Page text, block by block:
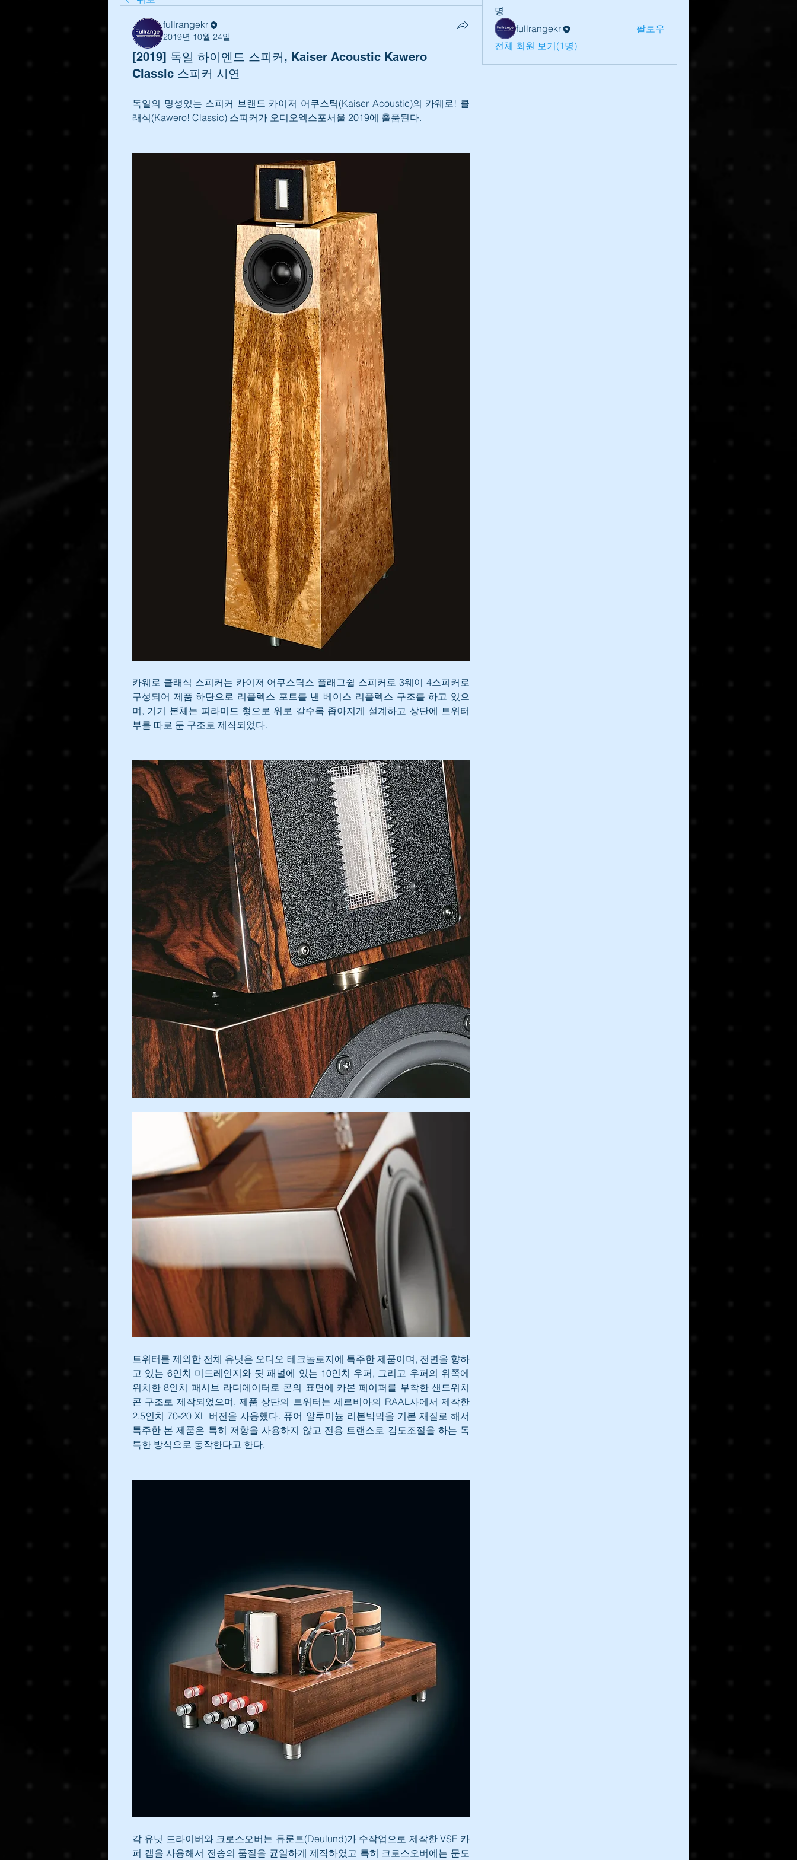
fullrangekr
2019년 10월 24일
[2019] 독일 하이엔드 스피커, Kaiser Acoustic Kawero
Classic 스피커 시연
독일의 명성있는 스피커 브랜드 카이저 어쿠스틱(Kaiser Acoustic)의 카웨로! 클
래식(Kawero! Classic) 스피커가 오디오엑스포서울 2019에 출품된다.
카웨로 클래식 스피커는 카이저 어쿠스틱스 플래그쉽 스피커로 3웨이 4스피커로
구성되어 제품 하단으로 리플렉스 포트를 낸 베이스 리플렉스 구조를 하고 있으
며, 기기 본체는 피라미드 형으로 위로 갈수록 좁아지게 설계하고 상단에 트위터
부를 따로 둔 구조로 제작되었다.
트위터를 제외한 전체 유닛은 오디오 테크놀로지에 특주한 제품이며, 전면을 향하
고 있는 6인치 미드레인지와 뒷 패널에 있는 10인치 우퍼, 그리고 우퍼의 위쪽에
위치한 8인치 패시브 라디에이터로 콘의 표면에 카본 페이퍼를 부착한 샌드위치
콘 구조로 제작되었으며, 제품 상단의 트위터는 세르비아의 RAAL사에서 제작한
2.5인치 70-20 XL 버전을 사용했다. 퓨어 알루미늄 리본박막을 기본 재질로 해서
특주한 본 제품은 특히 저항을 사용하지 않고 전용 트랜스로 감도조절을 하는 독
특한 방식으로 동작한다고 한다.
각 유닛 드라이버와 크로스오버는 듀룬트(Deulund)가 수작업으로 제작한 VSF 카
퍼 캡을 사용해서 전송의 품질을 균일하게 제작하였고 특히 크로스오버에는 문도
명
fullrangekr
팔로우
전체 회원 보기(1명)